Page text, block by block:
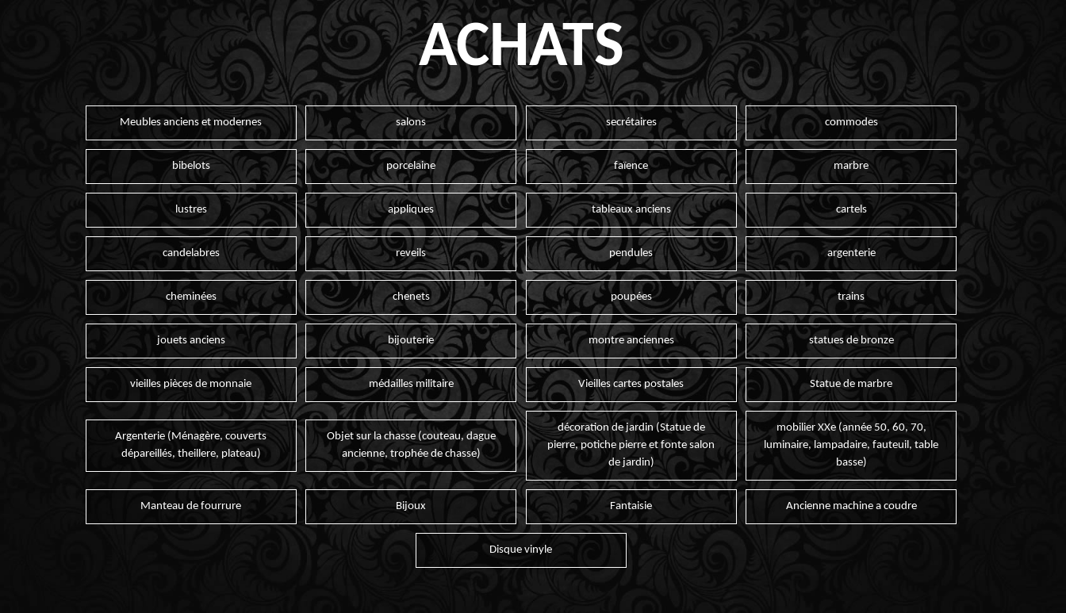
ACHATS
Meubles anciens et modernes salons secrétaires commodes
bibelots porcelaine faïence marbre
lustres appliques tableaux anciens cartels
candelabres reveils pendules argenterie
cheminées chenets poupées trains
jouets anciens bijouterie montre anciennes statues de bronze
vieilles pièces de monnaie médailles militaire Vieilles cartes postales Statue de marbre
Argenterie (Ménagère, couverts
dépareillés, theillere, plateau)
Objet sur la chasse (couteau, dague
ancienne, trophée de chasse)
décoration de jardin (Statue de
pierre, potiche pierre et fonte salon
de jardin)
mobilier XXe (année 50, 60, 70,
luminaire, lampadaire, fauteuil, table
basse)
Manteau de fourrure Bijoux Fantaisie Ancienne machine a coudre
Disque vinyle